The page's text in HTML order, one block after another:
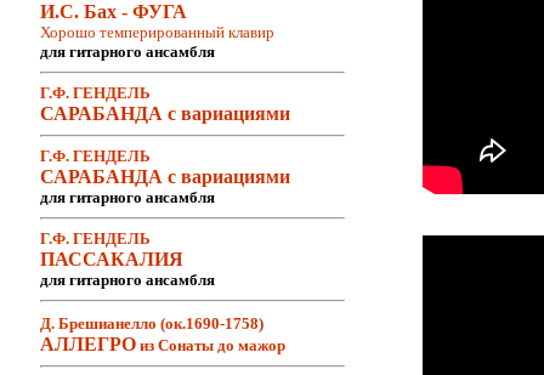
И.С. Бах - ФУГА
Хорошо темперированный клавир
для гитарного ансамбля
Г.Ф. ГЕНДЕЛЬ
САРАБАНДА с вариациями
Г.Ф. ГЕНДЕЛЬ
САРАБАНДА с вариациями
для гитарного ансамбля
Г.Ф. ГЕНДЕЛЬ
ПАССАКАЛИЯ
для гитарного ансамбля
Д. Брешианелло (ок.1690-1758)
АЛЛЕГРО из Сонаты до мажор